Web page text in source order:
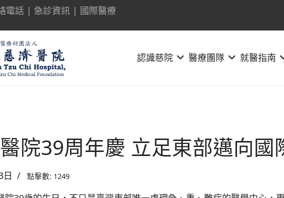
電話| 急診資訊| 國際醫療
認識慈院 醫療團隊 就醫指南
院39周年慶 立足東部邁向
日 點擊數: 1249